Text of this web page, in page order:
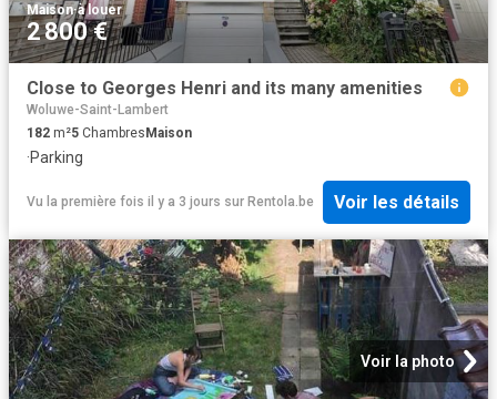
Maison·à louer
2 800 €
Close to Georges Henri and its many amenities
Woluwe-Saint-Lambert
182 m²5 ChambresMaison
·Parking
Vu la première fois il y a 3 jours sur Rentola.be Voir les détails
Voir la photo